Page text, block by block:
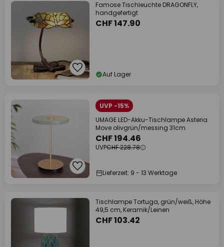
Famose Tischleuchte DRAGONFLY,
handgefertigt
CHF 147.90
Auf Lager
UVP -15%
UMAGE LED-Akku-Tischlampe Asteria
Move olivgrün/messing 31cm
CHF 194.46
UVPCHF 228.78
Lieferzeit: 9 - 13 Werktage
Tischlampe Tortuga, grün/weiß, Höhe
49,5 cm, Keramik/Leinen
CHF 103.42